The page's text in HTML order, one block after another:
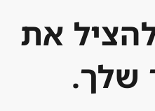
להציל את
שלך.